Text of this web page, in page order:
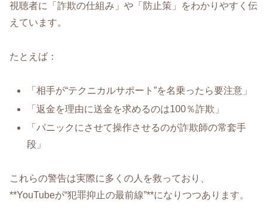
視聴者に「詐欺の仕組み」や「防止策」をわかりやすく伝
えています。
たとえば：
「相手が“テクニカルサポート”を名乗ったら要注意」
「返金を理由に送金を求めるのは100％詐欺」
「パニックにさせて操作させるのが詐欺師の常套手
段」
これらの警告は実際に多くの人を救っており、
**YouTubeが“犯罪抑止の最前線”**になりつつあります。